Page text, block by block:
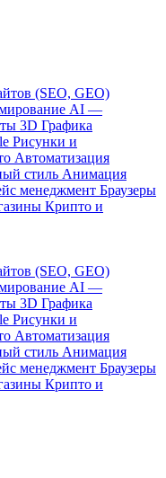
(SEO, GEO)
AI —
3D Графика
Рисунки и
Автоматизация
стиль Анимация
менеджмент Браузеры
Крипто и
(SEO, GEO)
AI —
3D Графика
Рисунки и
Автоматизация
стиль Анимация
менеджмент Браузеры
Крипто и